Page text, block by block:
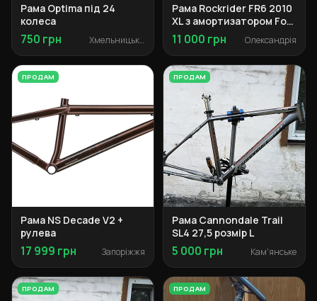
Рама Optima під 24
колеса
750 грн Хмельницький
Рама Rockrider FR6 2010
XL з амортизатором Fox
Float RP23
11 000 грн Олександрія
ПРОДАМ
Рама NS Decade V2 +
рулева
17 999 грн Запоріжжя
ПРОДАМ
Рама Cannondale Trail
SL4 27,5 розмір L
5 000 грн Кам'янське
ПРОДАМ ПРОДАМ